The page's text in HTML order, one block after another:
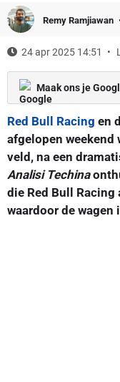
Remy Ramjiawan
24 apr 2025 14:51
Maak ons je
Red Bull Racing en
afgelopen weekend
veld, na een
Analisi Techina
die Red Bull Racing
waardoor de wagen